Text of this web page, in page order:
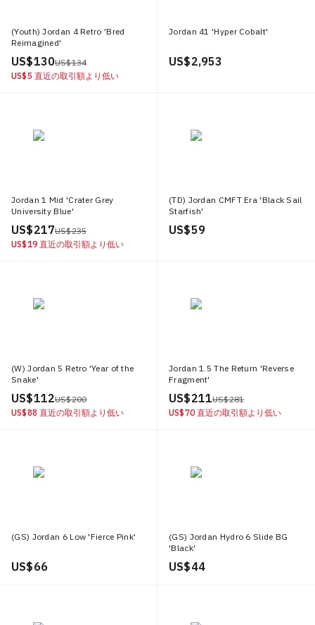
(Youth) Jordan 4 Retro 'Bred
Reimagined'
US$ 130US$ 134
US$ 5 直近の取引額より低い
Jordan 41 'Hyper Cobalt'
US$ 2,953
Jordan 1 Mid 'Crater Grey
University Blue'
US$ 217US$ 235
US$ 19 直近の取引額より低い
(TD) Jordan CMFT Era 'Black Sail
Starfish'
US$ 59
(W) Jordan 5 Retro 'Year of the
Snake'
US$ 112US$ 200
US$ 88 直近の取引額より低い
Jordan 1.5 The Return 'Reverse
Fragment'
US$ 211US$ 281
US$ 70 直近の取引額より低い
(GS) Jordan 6 Low 'Fierce Pink'
US$ 66
(GS) Jordan Hydro 6 Slide BG
'Black'
US$ 44